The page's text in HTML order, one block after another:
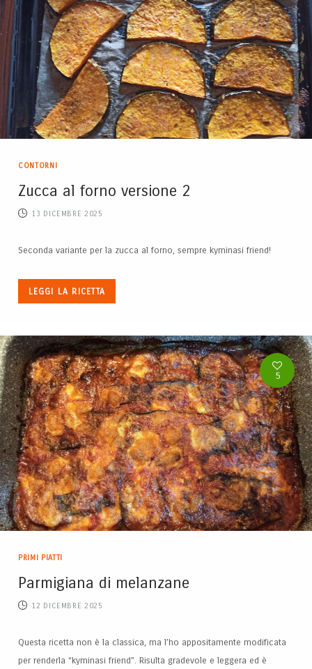
CONTORNI
Zucca al forno versione 2
13 DICEMBRE 2025
Seconda variante per la zucca al forno, sempre kyminasi friend!
LEGGI LA RICETTA
5
PRIMI PIATTI
Parmigiana di melanzane
12 DICEMBRE 2025
Questa ricetta non è la classica, ma l’ho appositamente modificata
per renderla “kyminasi friend”. Risulta gradevole e leggera ed è